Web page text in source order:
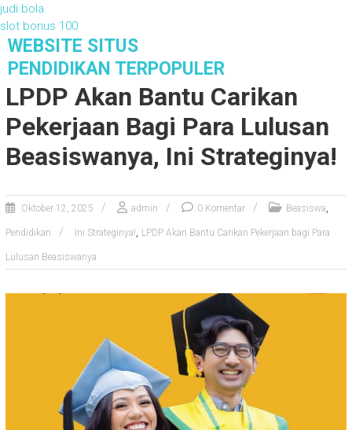
judi bola
slot bonus 100
e
WEBSITE SITUS
PENDIDIKAN TERPOPULER
LPDP Akan Bantu Carikan
Pekerjaan Bagi Para Lulusan
Beasiswanya, Ini Strateginya!
Oktober 12, 2025 admin 0 Komentar Beasiswa,
Pendidikan Ini Strateginya!, LPDP Akan Bantu Carikan Pekerjaan bagi Para
Lulusan Beasiswanya